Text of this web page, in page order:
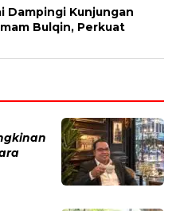
Dampingi Kunjungan
Bulqin, Perkuat